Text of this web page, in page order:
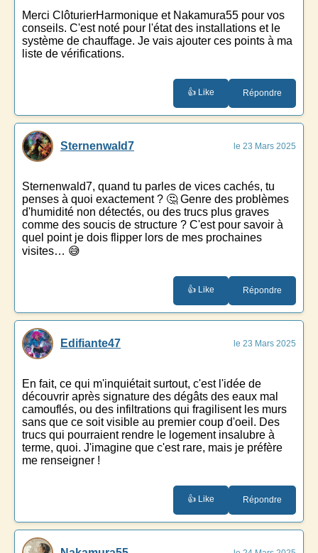
Merci ClôturierHarmonique et Nakamura55 pour vos
conseils. C'est noté pour l'état des installations et le
système de chauffage. Je vais ajouter ces points à ma
liste de vérifications.
👍 Like Répondre
Sternenwald7 le 23 Mars 2025
Sternenwald7, quand tu parles de vices cachés, tu
penses à quoi exactement ? 🤔 Genre des problèmes
d'humidité non détectés, ou des trucs plus graves
comme des soucis de structure ? C'est pour savoir à
quel point je dois flipper lors de mes prochaines
visites… 😅
👍 Like Répondre
Edifiante47 le 23 Mars 2025
En fait, ce qui m'inquiétait surtout, c'est l'idée de
découvrir après signature des dégâts des eaux mal
camouflés, ou des infiltrations qui fragilisent les murs
sans que ce soit visible au premier coup d'oeil. Des
trucs qui pourraient rendre le logement insalubre à
terme, quoi. J'imagine que c'est rare, mais je préfère
me renseigner !
👍 Like Répondre